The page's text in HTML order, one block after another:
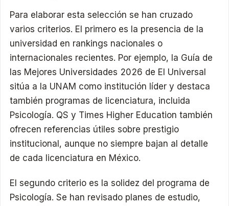
Para elaborar esta selección se han cruzado
varios criterios. El primero es la presencia de la
universidad en rankings nacionales o
internacionales recientes. Por ejemplo, la Guía de
las Mejores Universidades 2026 de El Universal
sitúa a la UNAM como institución líder y destaca
también programas de licenciatura, incluida
Psicología. QS y Times Higher Education también
ofrecen referencias útiles sobre prestigio
institucional, aunque no siempre bajan al detalle
de cada licenciatura en México.
El segundo criterio es la solidez del programa de
Psicología. Se han revisado planes de estudio,